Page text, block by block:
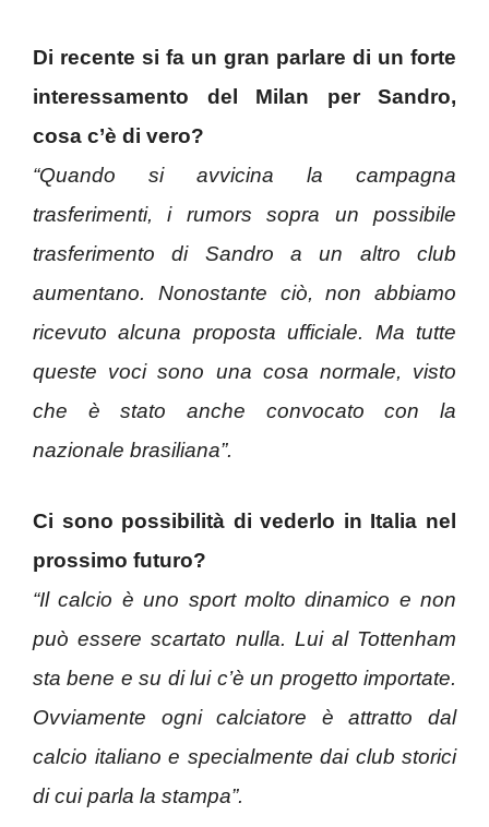
Di recente si fa un gran parlare di un forte
interessamento del Milan per Sandro,
cosa c’è di vero?
“Quando si avvicina la campagna
trasferimenti, i rumors sopra un possibile
trasferimento di Sandro a un altro club
aumentano. Nonostante ciò, non abbiamo
ricevuto alcuna proposta ufficiale. Ma tutte
queste voci sono una cosa normale, visto
che è stato anche convocato con la
nazionale brasiliana”.
Ci sono possibilità di vederlo in Italia nel
prossimo futuro?
“Il calcio è uno sport molto dinamico e non
può essere scartato nulla. Lui al Tottenham
sta bene e su di lui c’è un progetto importate.
Ovviamente ogni calciatore è attratto dal
calcio italiano e specialmente dai club storici
di cui parla la stampa”.